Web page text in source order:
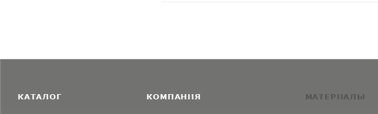
КАТАЛОГ КОМПАНИЯ МАТЕРИАЛЫ